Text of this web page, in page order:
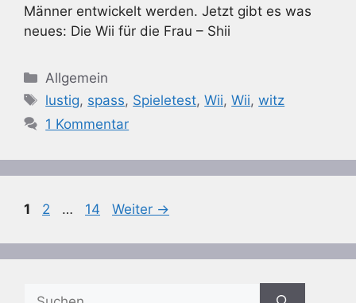
Männer entwickelt werden. Jetzt gibt es was
neues: Die Wii für die Frau – Shii
Kategorien
Allgemein
Schlagwörter
lustig, spass, Spieletest,Wii,Wii,witz
1 Kommentar
Seite
1 Seite
2 … Seite
14 Weiter →